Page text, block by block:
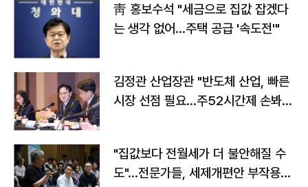
靑 홍보수석 "세금으로 집값 잡겠다
는 생각 없어…주택 공급 '속도전'"
김정관 산업장관 "반도체 산업, 빠른
시장 선점 필요…주52시간제 손봐
"집값보다 전월세가 더 불안해질 수
도"…전문가들, 세제개편안 부작용